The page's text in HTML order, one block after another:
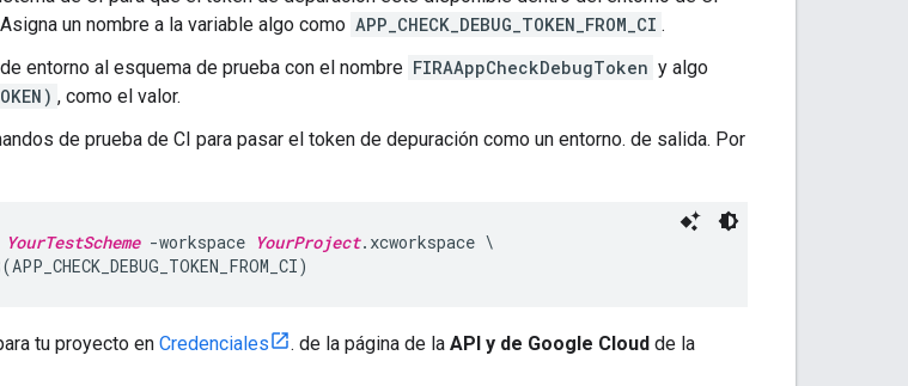
un nombre a la variable algo como APP_CHECK_DEBUG_TOKEN_FROM_CI .
de entorno al esquema de prueba con el nombre FIRAAppCheckDebugToken y algo
, como el valor.
de prueba de CI para pasar el token de depuración como un entorno. de salida. Por
YourTestScheme -workspace YourProject.xcworkspace \
tu proyecto en Credenciales . de la página de la API y de Google Cloud de la